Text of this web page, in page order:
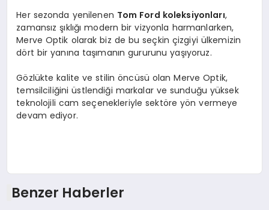
Her sezonda yenilenen Tom Ford koleksiyonları,
zamansız şıklığı modern bir vizyonla harmanlarken,
Merve Optik olarak biz de bu seçkin çizgiyi ülkemizin
dört bir yanına taşımanın gururunu yaşıyoruz.
Gözlükte kalite ve stilin öncüsü olan Merve Optik,
temsilciliğini üstlendiği markalar ve sunduğu yüksek
teknolojili cam seçenekleriyle sektöre yön vermeye
devam ediyor.
Benzer Haberler